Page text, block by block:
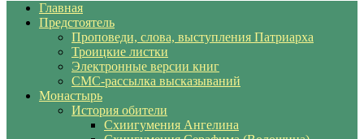
Главная
Предстоятель
Проповеди, слова, выступления Патриарха
Троицкие листки
Электронные версии книг
СМС-рассылка высказываний
Монастырь
История обители
Схиигумения Ангелина